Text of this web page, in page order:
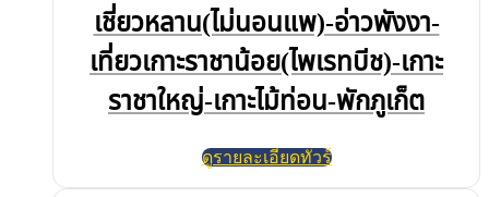
เชี่ยวหลาน(ไม่นอนแพ)-อ่าวพังงา-
เที่ยวเกาะราชาน้อย(ไพเรทบีช)-เกาะ
ราชาใหญ่-เกาะไม้ท่อน-พักภูเก็ต
ดูรายละเอียดทัวร์